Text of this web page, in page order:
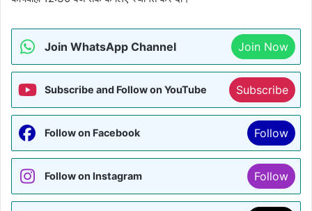
Join WhatsApp Channel Join Now
Subscribe and Follow on YouTube Subscribe
Follow on Facebook Follow
Follow on Instagram Follow